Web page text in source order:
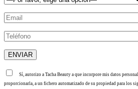
Sí, autorizo a Tacha Beauty a que incorpore mis datos
proporcionarla, a un fichero automatizado de su propiedad para los